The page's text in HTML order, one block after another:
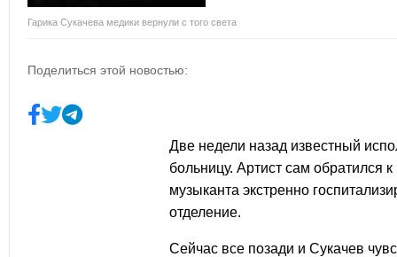
Гарика Сукачева медики вернули с того света
Поделиться этой новостью:
Две недели назад известный
больницу. Артист сам обратился
музыканта экстренно
отделение.
Сейчас все позади и Сукачев